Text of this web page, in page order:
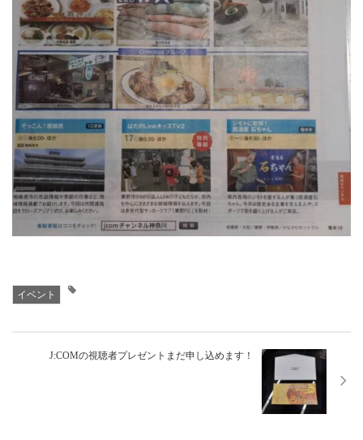
イベント
J:COMの視聴者プレゼントまだ申し込めます！